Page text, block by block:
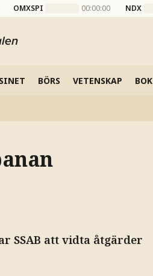
OMXSPI 00:00:00 NDX
BÖRS VETENSKAP BOK
SSAB att vidta åtgärder